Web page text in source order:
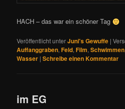
HACH – das war ein schöner Tag
Veröffentlicht unterJuni's Gewuffe |
Auffanggraben,Feld,Film,Schwimmen
Wasser |Schreibe einen Kommentar
im EG